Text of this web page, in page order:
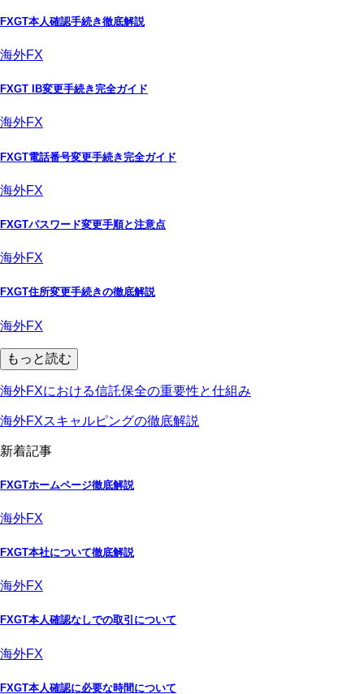
FXGT本人確認手続き徹底解説
海外FX
FXGT IB変更手続き完全ガイド
海外FX
FXGT電話番号変更手続き完全ガイド
海外FX
FXGTパスワード変更手順と注意点
海外FX
FXGT住所変更手続きの徹底解説
海外FX
もっと読む
海外FXにおける信託保全の重要性と仕組み
海外FXスキャルピングの徹底解説
新着記事
FXGTホームページ徹底解説
海外FX
FXGT本社について徹底解説
海外FX
FXGT本人確認なしでの取引について
海外FX
FXGT本人確認に必要な時間について